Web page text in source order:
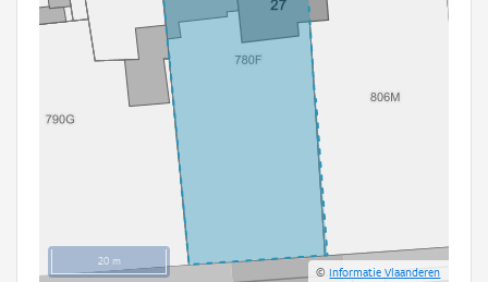
20 m
©Informatie Vlaanderen